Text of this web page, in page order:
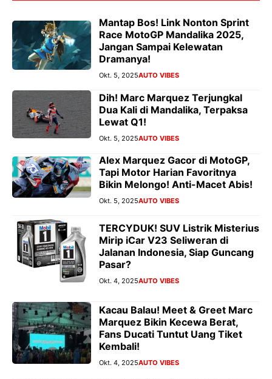
Mantap Bos! Link Nonton Sprint
Race MotoGP Mandalika 2025,
Jangan Sampai Kelewatan
Dramanya!
Okt. 5, 2025AUTO VIBES
Dih! Marc Marquez Terjungkal
Dua Kali di Mandalika, Terpaksa
Lewat Q1!
Okt. 5, 2025AUTO VIBES
Alex Marquez Gacor di MotoGP,
Tapi Motor Harian Favoritnya
Bikin Melongo! Anti-Macet Abis!
Okt. 5, 2025AUTO VIBES
TERCYDUK! SUV Listrik Misterius
Mirip iCar V23 Seliweran di
Jalanan Indonesia, Siap Guncang
Pasar?
Okt. 4, 2025AUTO VIBES
Kacau Balau! Meet & Greet Marc
Marquez Bikin Kecewa Berat,
Fans Ducati Tuntut Uang Tiket
Kembali!
Okt. 4, 2025AUTO VIBES